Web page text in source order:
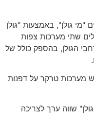
גולן",באמצעות"גולן
מערכות צפות
,בהספק כולל של
טרקר על דפנות
שווה ערך לצריכה